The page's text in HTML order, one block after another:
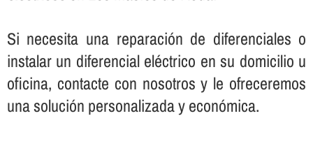
Si necesita una reparación de diferenciales o
instalar un diferencial eléctrico en su domicilio u
oficina, contacte con nosotros y le ofreceremos
una solución personalizada y económica.